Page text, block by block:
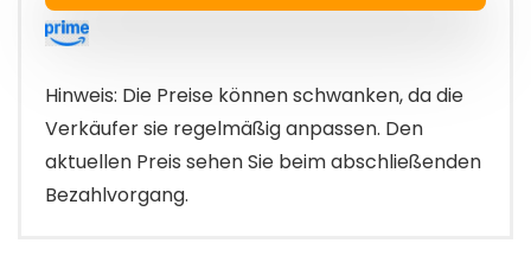
Hinweis: Die Preise können schwanken, da die
Verkäufer sie regelmäßig anpassen. Den
aktuellen Preis sehen Sie beim abschließenden
Bezahlvorgang.